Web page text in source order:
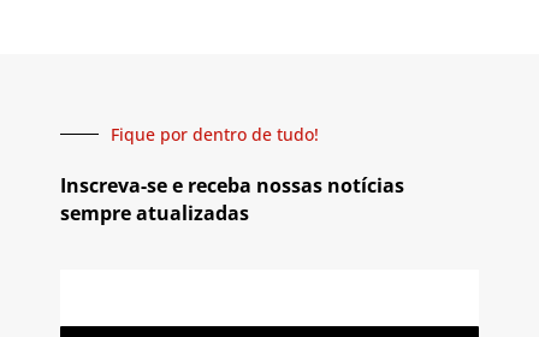
Fique por dentro de tudo!
Inscreva-se e receba nossas notícias
sempre atualizadas